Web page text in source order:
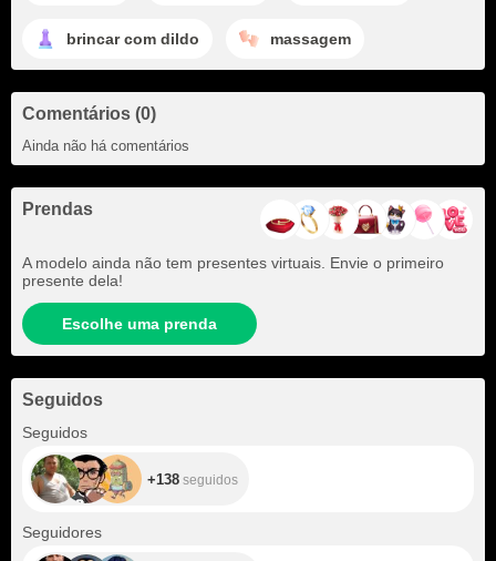
brincar com dildo massagem
Comentários (0)
Ainda não há comentários
Prendas
A modelo ainda não tem presentes virtuais. Envie o primeiro
presente dela!
Escolhe uma prenda
Seguidos
Seguidos
+138 seguidos
Seguidores